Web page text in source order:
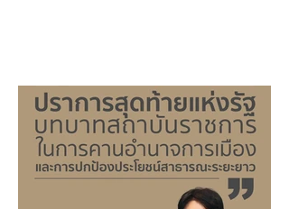
เชิงกลยุทธ์ เผยผนึกกลุ่ม “เพื่อนนักบัญชี”
รวมตัวลงรับสมัครชิงเก้าอี้ในสภาวิชาชีพ
บัญชี ด้วยเป้าหมายช่วยยกระดับวิชาชีพ
บัญชีสู่การเป็นผู้ร่วมขับเคลื่อนกลยุทธ์ ส่ง
มอบมูลค่าเพิ่มสำหรั